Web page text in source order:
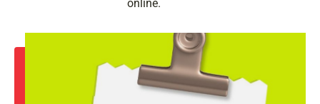
online.